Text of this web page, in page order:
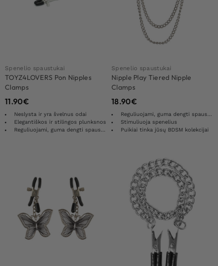
Spenelio spaustukai
TOYZ4LOVERS Pon Nipples
Clamps
11.90€
Neslysta ir yra švelnus odai
Elegantiškos ir stilingos plunksnos
Reguliuojami, guma dengti spaustukai
Spenelio spaustukai
Nipple Play Tiered Nipple
Clamps
18.90€
Reguliuojami, guma dengti spaustukai
Stimuliuoja spenelius
Puikiai tinka jūsų BDSM kolekcijai